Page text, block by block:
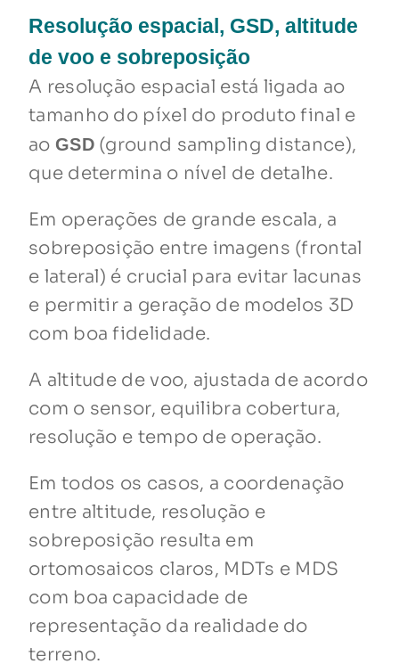
Resolução espacial, GSD, altitude
de voo e sobreposição
A resolução espacial está ligada ao
tamanho do píxel do produto final e
ao GSD(ground sampling distance),
que determina o nível de detalhe.
Em operações de grande escala, a
sobreposição entre imagens (frontal
e lateral) é crucial para evitar lacunas
e permitir a geração de modelos 3D
com boa fidelidade.
A altitude de voo, ajustada de acordo
com o sensor, equilibra cobertura,
resolução e tempo de operação.
Em todos os casos, a coordenação
entre altitude, resolução e
sobreposição resulta em
ortomosaicos claros, MDTs e MDS
com boa capacidade de
representação da realidade do
terreno.